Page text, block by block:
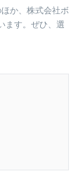
か、株式会社ボ
ます。ぜひ、選